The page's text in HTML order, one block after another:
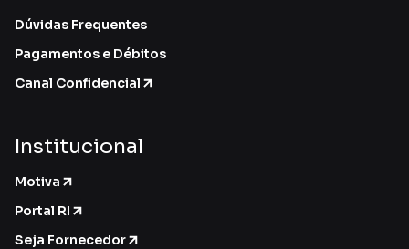
Dúvidas Frequentes
Pagamentos e Débitos
Canal Confidencial
Institucional
Motiva
Portal RI
Seja Fornecedor